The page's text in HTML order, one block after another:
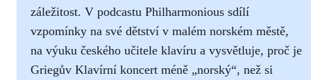
záležitost. V podcastu Philharmonious sdílí
vzpomínky na své dětství v malém norském městě,
na výuku českého učitele klavíru a vysvětluje, proč je
Griegův Klavírní koncert méně „norský“, než si